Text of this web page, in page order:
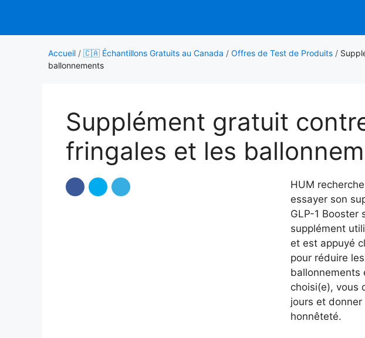
contenu
Accueil / 🇨🇦 Échantillons Gratuits au Canada / Offres de Test de Produits /
ballonnements
Supplément gratuit
fringales et les
HUM
essayer son
GLP-1 Booster
supplément
et est appuyé
pour réduire
ballonnements
choisi(e), vous
jours et
honnêteté.